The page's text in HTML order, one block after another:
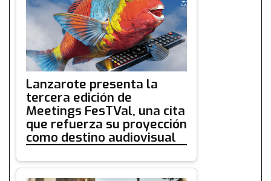
Lanzarote presenta la
tercera edición de
Meetings FesTVal, una cita
que refuerza su proyección
como destino audiovisual